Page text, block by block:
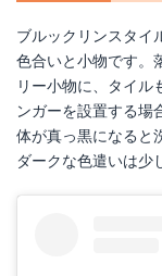
ブルックリンスタイ
色合いと小物です。
リー小物に、タイル
ンガーを設置する場
体が真っ黒になると
ダークな色遣いは少